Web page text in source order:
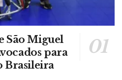
São Miguel
para
Brasileira